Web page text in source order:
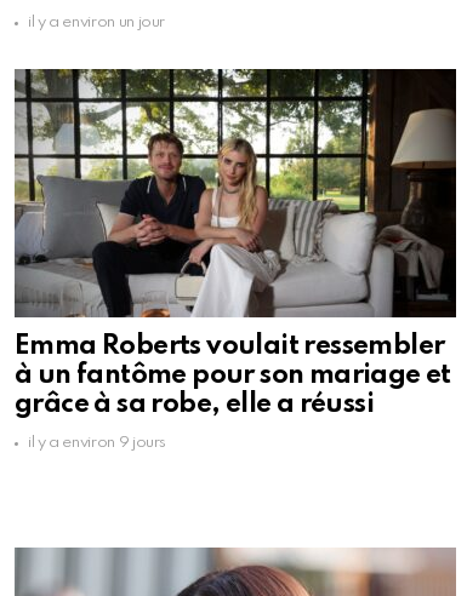
il y a environ un jour
Emma Roberts voulait ressembler
à un fantôme pour son mariage et
grâce à sa robe, elle a réussi
il y a environ 9 jours